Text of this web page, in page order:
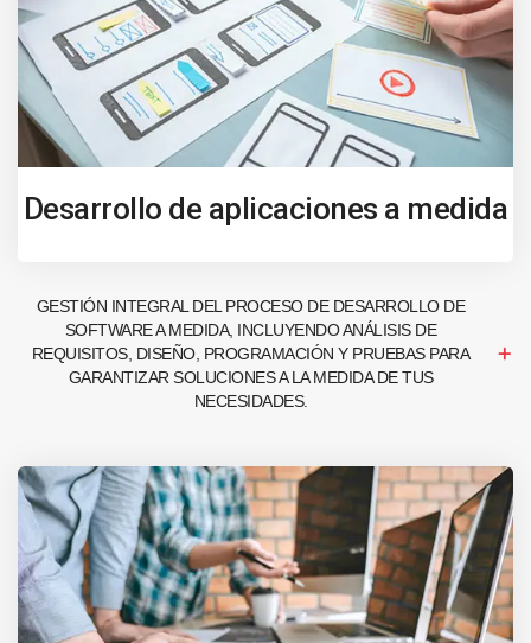
Desarrollo de aplicaciones a medida
GESTIÓN INTEGRAL DEL PROCESO DE DESARROLLO DE
SOFTWARE A MEDIDA, INCLUYENDO ANÁLISIS DE
REQUISITOS, DISEÑO, PROGRAMACIÓN Y PRUEBAS PARA
GARANTIZAR SOLUCIONES A LA MEDIDA DE TUS
NECESIDADES.